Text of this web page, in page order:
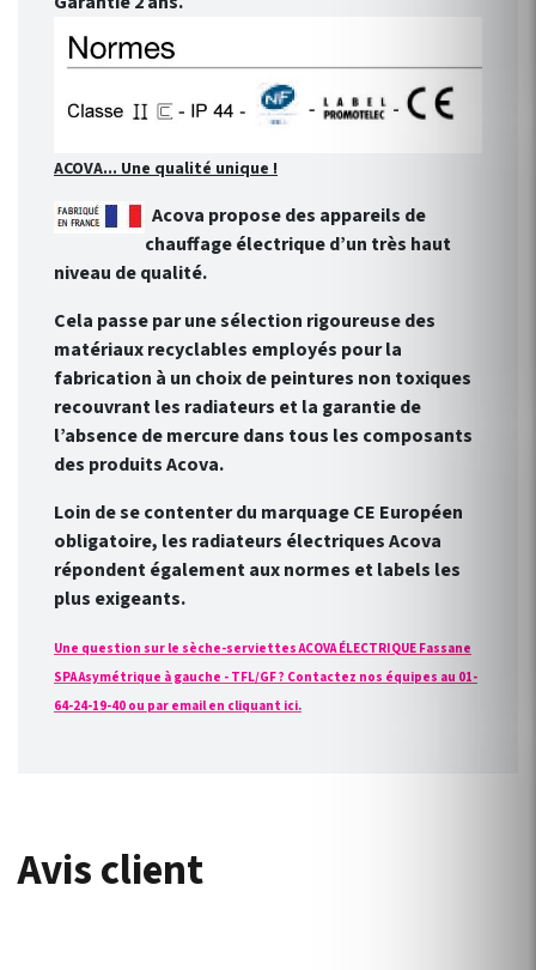
ACOVA... Une qualité unique !
Acova propose des appareils de
chauffage électrique d’un très haut
niveau de qualité.
Cela passe par une sélection rigoureuse des
matériaux recyclables employés pour la
fabrication à un choix de peintures non toxiques
recouvrant les radiateurs et la garantie de
l’absence de mercure dans tous les composants
des produits Acova.
Loin de se contenter du marquage CE Européen
obligatoire, les radiateurs électriques Acova
répondent également aux normes et labels les
plus exigeants.
Une question sur le sèche-serviettes ACOVA ÉLECTRIQUE Fassane
SPA Asymétrique à gauche - TFL/GF ? Contactez nos équipes au 01-
64-24-19-40 ou par email en cliquant ici.
Avis client